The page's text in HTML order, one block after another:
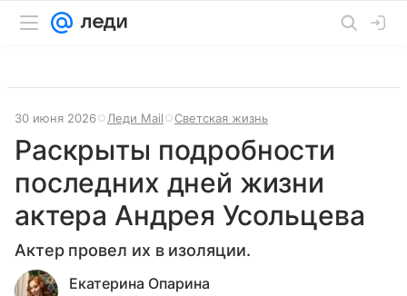
30 июня 2026 Леди Mail Светская жизнь
Раскрыты подробности
последних дней жизни
актера Андрея Усольцева
Актер провел их в изоляции.
Екатерина Опарина